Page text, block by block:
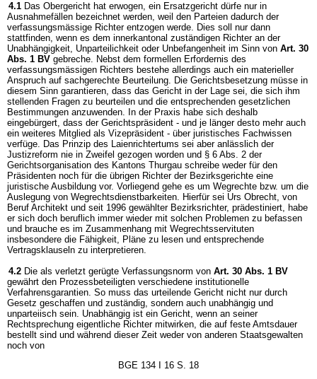
4.1 Das Obergericht hat erwogen, ein Ersatzgericht dürfe nur in
Ausnahmefällen bezeichnet werden, weil den Parteien dadurch der
verfassungsmässige Richter entzogen werde. Dies soll nur dann
stattfinden, wenn es dem innerkantonal zuständigen Richter an der
Unabhängigkeit, Unparteilichkeit oder Unbefangenheit im Sinn von Art. 30
Abs. 1 BV gebreche. Nebst dem formellen Erfordernis des
verfassungsmässigen Richters bestehe allerdings auch ein materieller
Anspruch auf sachgerechte Beurteilung. Die Gerichtsbesetzung müsse in
diesem Sinn garantieren, dass das Gericht in der Lage sei, die sich ihm
stellenden Fragen zu beurteilen und die entsprechenden gesetzlichen
Bestimmungen anzuwenden. In der Praxis habe sich deshalb
eingebürgert, dass der Gerichtspräsident - und je länger desto mehr auch
ein weiteres Mitglied als Vizepräsident - über juristisches Fachwissen
verfüge. Das Prinzip des Laienrichtertums sei aber anlässlich der
Justizreform nie in Zweifel gezogen worden und § 6 Abs. 2 der
Gerichtsorganisation des Kantons Thurgau schreibe weder für den
Präsidenten noch für die übrigen Richter der Bezirksgerichte eine
juristische Ausbildung vor. Vorliegend gehe es um Wegrechte bzw. um die
Auslegung von Wegrechtsdienstbarkeiten. Hierfür sei Urs Obrecht, von
Beruf Architekt und seit 1996 gewählter Bezirksrichter, prädestiniert, habe
er sich doch beruflich immer wieder mit solchen Problemen zu befassen
und brauche es im Zusammenhang mit Wegrechtsservituten
insbesondere die Fähigkeit, Pläne zu lesen und entsprechende
Vertragsklauseln zu interpretieren.
4.2 Die als verletzt gerügte Verfassungsnorm von Art. 30 Abs. 1 BV
gewährt den Prozessbeteiligten verschiedene institutionelle
Verfahrensgarantien. So muss das urteilende Gericht nicht nur durch
Gesetz geschaffen und zuständig, sondern auch unabhängig und
unparteiisch sein. Unabhängig ist ein Gericht, wenn an seiner
Rechtsprechung eigentliche Richter mitwirken, die auf feste Amtsdauer
bestellt sind und während dieser Zeit weder von anderen Staatsgewalten
noch von
BGE 134 I 16 S. 18